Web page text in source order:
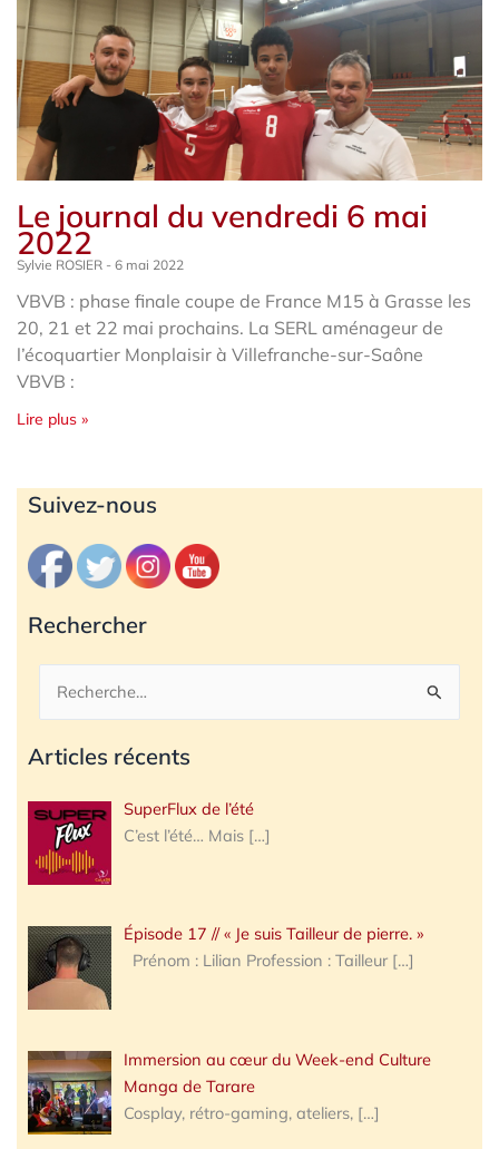
Le journal du vendredi 6 mai
2022
Sylvie ROSIER 6 mai 2022
VBVB : phase finale coupe de France M15 à Grasse les
20, 21 et 22 mai prochains. La SERL aménageur de
l’écoquartier Monplaisir à Villefranche-sur-Saône
VBVB :
Lire plus »
Suivez-nous
Rechercher
Rechercher :
Articles récents
SuperFlux de l’été
C’est l’été… Mais […]
Épisode 17 // « Je suis Tailleur de pierre. »
Prénom : Lilian Profession : Tailleur […]
Immersion au cœur du Week-end Culture
Manga de Tarare
Cosplay, rétro-gaming, ateliers, […]
Archives